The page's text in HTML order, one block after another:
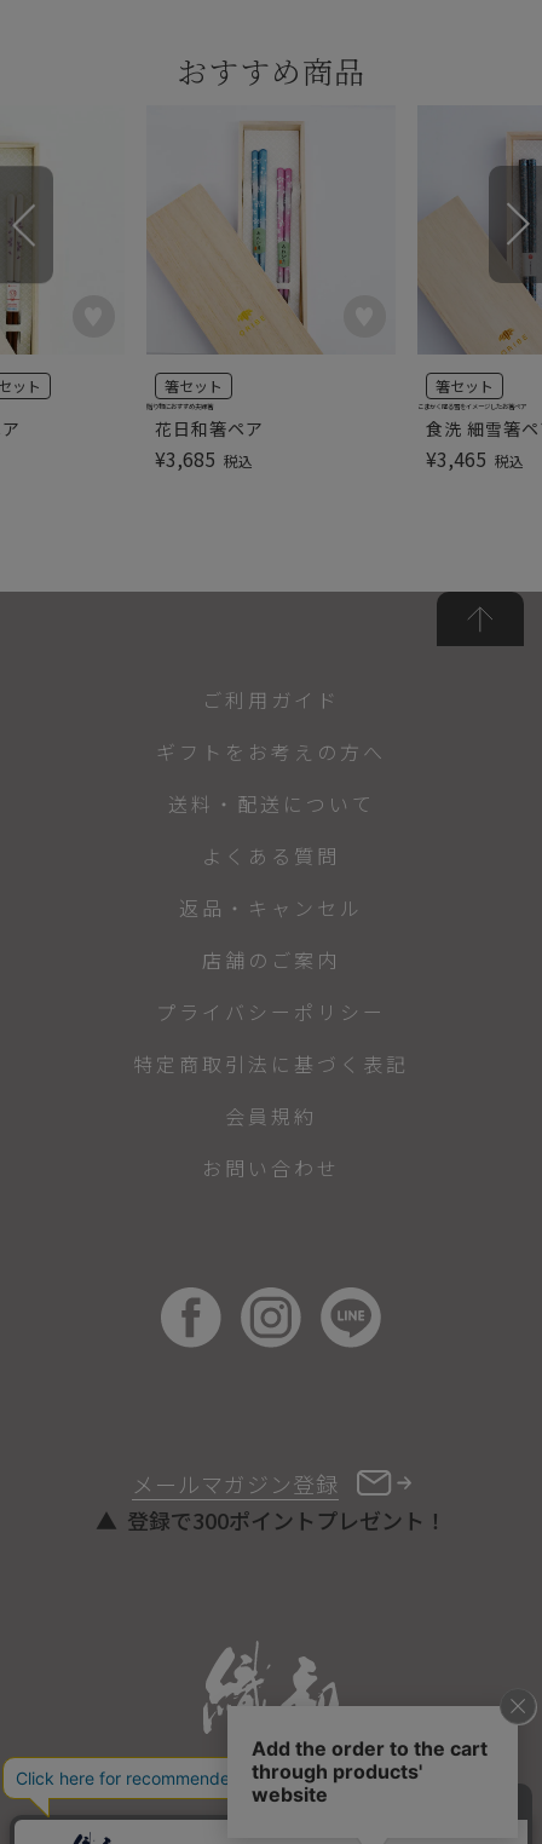
おすすめ商品
ット
花日和箸ペア
箸セット
¥3,685 税込
贈り物におすすめ夫婦箸
食洗 細雪箸
箸セット
¥3,465 税込
こまかく降る雪をイメージしたお箸ペア
ONLINE STORE
メールマガジン登録
登録で300ポイントプレゼント！
ご利用ガイド
ギフトをお考えの方へ
送料・配送について
よくある質問
返品・キャンセル
店舗のご案内
プライバシーポリシー
特定商取引法に基づく表記
会員規約
お問い合わせ